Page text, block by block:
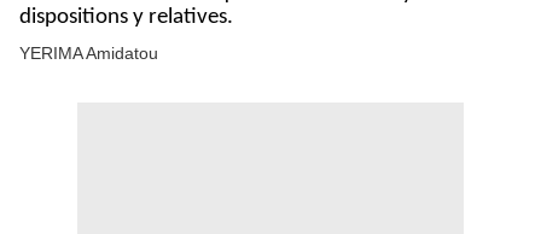
dispositions y relatives.
YERIMA Amidatou